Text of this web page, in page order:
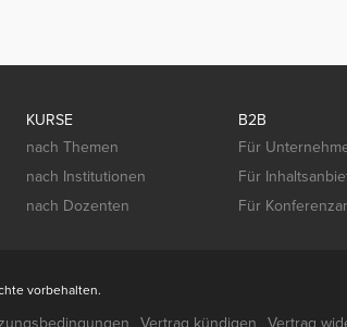
KURSE
nach Themen
nach Institutionen
nach Dozenten
B2B
Für
Für
Für
vorbehalten.
Vertrag kündigen Vertrag